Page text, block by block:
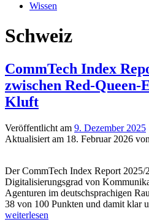
Wissen
Schweiz
CommTech Index
zwischen Red-
Kluft
Veröffentlicht am 9. Dezember 2025
Aktualisiert am 18. Februar 2026 von
Der CommTech Index Report 2025/
Digitalisierungsgrad von
Agenturen im deutschsprachigen
38 von 100 Punkten und damit klar
weiterlesen